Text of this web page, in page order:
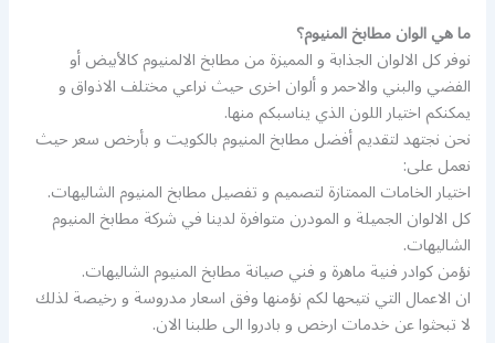
ما هي الوان مطابخ المنيوم؟
نوفر كل الالوان الجذابة و المميزة من مطابخ الالمنيوم كالأبيض أو
الفضي والبني والاحمر و ألوان اخرى حيث نراعي مختلف الاذواق و
يمكنكم اختيار اللون الذي يناسبكم منها.
نحن نجتهد لتقديم أفضل مطابخ المنيوم بالكويت و بأرخص سعر حيث
نعمل على:
اختيار الخامات الممتازة لتصميم و تفصيل مطابخ المنيوم الشاليهات.
كل الالوان الجميلة و المودرن متوافرة لدينا في شركة مطابخ المنيوم
الشاليهات.
نؤمن كوادر فنية ماهرة و فني صيانة مطابخ المنيوم الشاليهات.
ان الاعمال التي نتيحها لكم نؤمنها وفق اسعار مدروسة و رخيصة لذلك
لا تبحثوا عن خدمات ارخص و بادروا الى طلبنا الان.